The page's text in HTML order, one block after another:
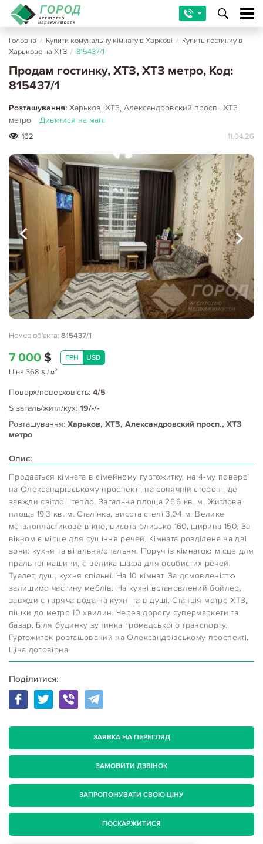
Головна / Купити комунальну кімнату в Харкові / Купить гостинку в
Харькове на ХТЗ / 815437/1
Продам гостинку, ХТЗ, ХТЗ метро, Код:
815437/1
Розташування: Харьков, ХТЗ, Александровский просп., ХТЗ
метро
Дивитися на мапі
162 11.04.26
Номер об'єкта: 815437/1
7 000 $ ГРН USD
Ціна 368 $ / м2
Поверх/поверховість: 4/5
S загаль/житл/кух: 19/-/-
Розташування: Харьков, ХТЗ, Александровский просп., ХТЗ
метро
Опис:
Продається кімната в сімейному гуртожитку, на 4-му поверсі
на Олександрівському проспекті, на сонячній стороні, де
завжди світло і тепло. Загальна площа 26,6 кв. м. Житлова
площа 19,3 кв. м. Сталінка, висота стелі 3,04 м. Велике
металопластикове вікно, висота близько 160, ширина 150. За
вікном є місце для сушіння речей. Кімната розділена на дві
зони: кухня та вітальня/спальня. Поруч із кімнатою місце для
пральної машини, є велика шафа для особистих речей.
Туалет, душ, кухня спільні. На 10 кімнат. За домовленістю
залишимо частину меблів. На кухні встановлений бойлер,
завжди є гаряча вода на кухні та в душі. Станція метро ХТЗ,
пішки до метро 10 хвилин. Через дорогу супермаркети та
базар. Біля будинку зупинка громадського транспорту.
Гуртожиток розташований на Олександрівському проспекті.
Ціна договірна.
Поділитися:
ЗАЯВКА НА ПЕРЕГЛЯД
ЗАМОВИТИ ДЗВІНОК
ЗАПРОПОНУВАТИ СВОЮ ЦІНУ
ПОСКАРЖИТИСЯ